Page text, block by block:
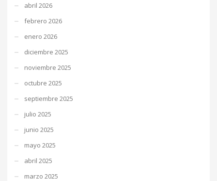
abril 2026
febrero 2026
enero 2026
diciembre 2025
noviembre 2025
octubre 2025
septiembre 2025
julio 2025
junio 2025
mayo 2025
abril 2025
marzo 2025